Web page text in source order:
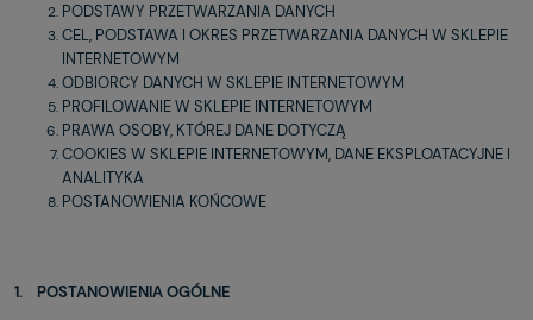
PODSTAWY PRZETWARZANIA DANYCH
CEL, PODSTAWA I OKRES PRZETWARZANIA DANYCH W SKLEPIE
INTERNETOWYM
ODBIORCY DANYCH W SKLEPIE INTERNETOWYM
PROFILOWANIE W SKLEPIE INTERNETOWYM
PRAWA OSOBY, KTÓREJ DANE DOTYCZĄ
COOKIES W SKLEPIE INTERNETOWYM, DANE EKSPLOATACYJNE I
ANALITYKA
POSTANOWIENIA KOŃCOWE
1. POSTANOWIENIA OGÓLNE